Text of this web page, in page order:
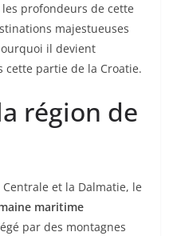
profondeurs de cette
majestueuses
il devient
cette partie de la Croatie.
région de
et la Dalmatie, le
maritime
par des montagnes